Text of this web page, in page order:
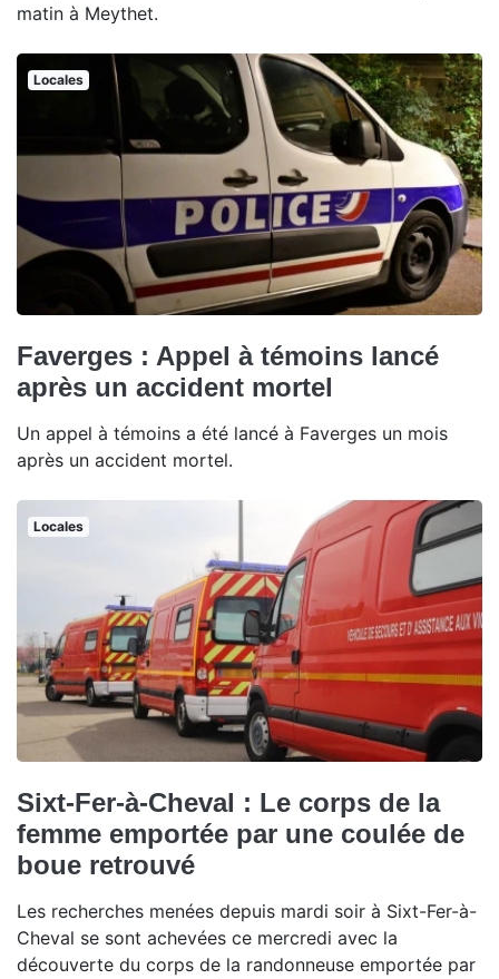
matin à Meythet.
Locales
Faverges : Appel à témoins lancé
après un accident mortel
Un appel à témoins a été lancé à Faverges un mois
après un accident mortel.
Locales
Sixt-Fer-à-Cheval : Le corps de la
femme emportée par une coulée de
boue retrouvé
Les recherches menées depuis mardi soir à Sixt-Fer-à-
Cheval se sont achevées ce mercredi avec la
découverte du corps de la randonneuse emportée par